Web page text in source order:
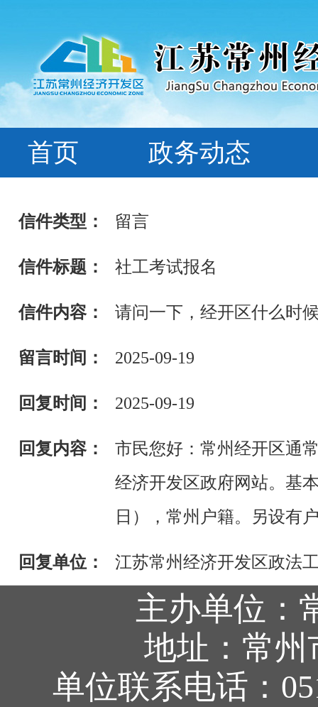
首页 政务动态
信件类型： 留言
信件标题： 社工考试报名
信件内容： 请问一下，经开区什么时
留言时间： 2025-09-19
回复时间： 2025-09-19
回复内容：
市民您好：常州经开区通
经济开发区政府网站。基
日），常州户籍。另设有
回复单位： 江苏常州经济开发区政法
主办单位：
地址：常州
单位联系电话：